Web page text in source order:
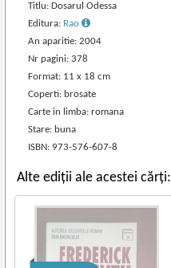
Titlu: Dosarul Odessa
Editura: Rao
An aparitie: 2004
Nr pagini: 378
Format: 11 x 18 cm
Coperti: brosate
Carte in limba: romana
Stare: buna
ISBN: 973-576-607-8
Alte ediții ale acestei cărți: